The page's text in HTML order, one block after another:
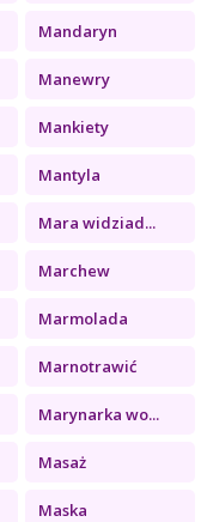
Mandaryn
Manewry
Mankiety
Mantyla
Mara widziad...
Marchew
Marmolada
Marnotrawić
Marynarka wo...
Masaż
Maska